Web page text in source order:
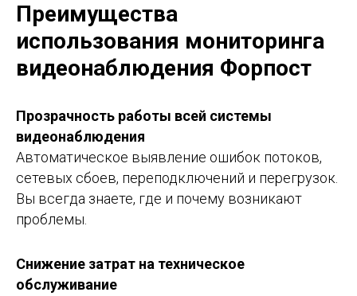
Преимущества
использования мониторинга
видеонаблюдения Форпост
Прозрачность работы всей системы
видеонаблюдения
Автоматическое выявление ошибок потоков,
сетевых сбоев, переподключений и перегрузок.
Вы всегда знаете, где и почему возникают
проблемы.
Снижение затрат на техническое
обслуживание